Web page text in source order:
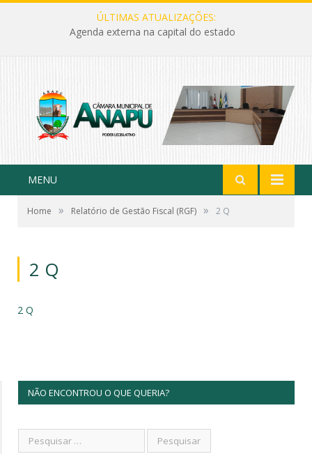
ÚLTIMAS ATUALIZAÇÕES:
Agenda externa na capital do estado
MENU
Home » Relatório de Gestão Fiscal (RGF) » 2 Q
2 Q
2 Q
NÃO ENCONTROU O QUE QUERIA?